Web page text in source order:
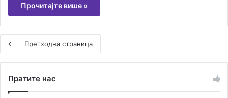
Прочитајте више »
Претходна страница
Пратите нас